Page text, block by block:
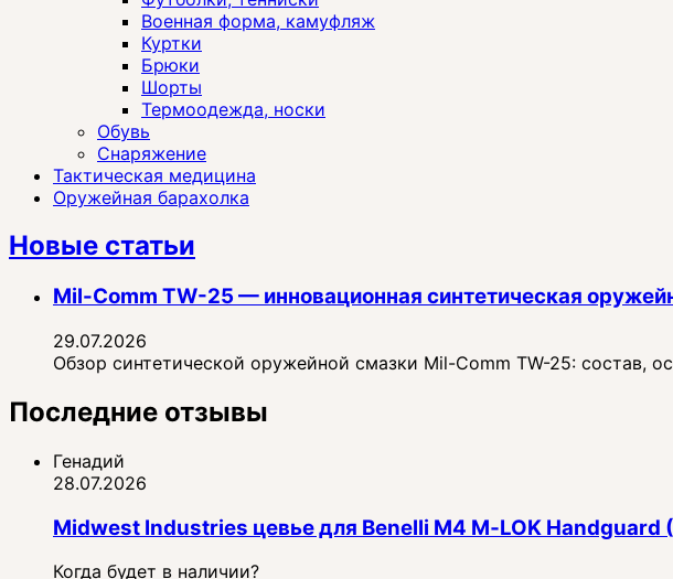
Военная форма, камуфляж
Куртки
Брюки
Шорты
Термоодежда, носки
Обувь
Снаряжение
Тактическая медицина
Оружейная барахолка
Новые статьи
Mil-Comm TW-25 — инновационная синтетическая
29.07.2026
Обзор синтетической оружейной смазки Mil-Comm TW-25: состав,
Последние отзывы
Генадий
28.07.2026
Midwest Industries цевье для Benelli M4 M‑LOK Handguard
Когда будет в наличии?